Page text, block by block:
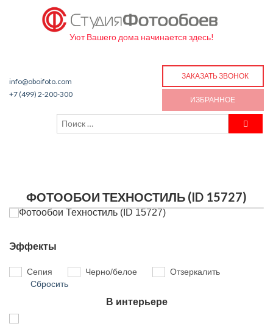
Уют Вашего дома начинается здесь!
info@oboifoto.com
+7 (499) 2-200-300
ЗАКАЗАТЬ ЗВОНОК
ИЗБРАННОЕ
ФОТООБОИ ТЕХНОСТИЛЬ (ID 15727)
Эффекты
Сепия Черно/белое
Отзеркалить
Сбросить
В интерьере